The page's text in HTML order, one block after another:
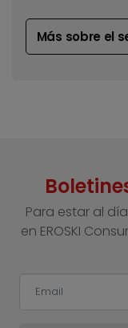
Más sobre el
Para estar al
en EROSKI